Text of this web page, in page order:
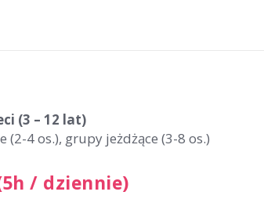
(3 – 12 lat)
(2-4 os.), grupy jeżdżące (3-8 os.)
/ dziennie)